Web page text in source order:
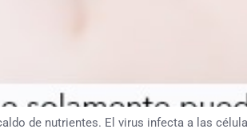
de nutrientes. El virus infecta a las